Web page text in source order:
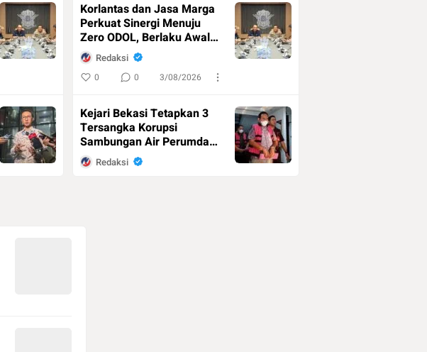
Korlantas dan Jasa Marga
Perkuat Sinergi Menuju
Zero ODOL, Berlaku Awal
2027Redaksi
0 0 3/08/2026
Kejari Bekasi Tetapkan 3
Tersangka Korupsi
Sambungan Air Perumda
Tirta Bhagasasi, Negara
Rugi Rp4,5 Miliar
Redaksi